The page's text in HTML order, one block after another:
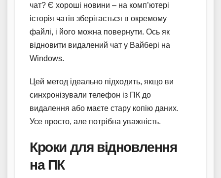
чат? Є хороші новини – на комп’ютері
історія чатів зберігається в окремому
файлі, і його можна повернути. Ось як
відновити видалений чат у Вайбері на
Windows.
Цей метод ідеально підходить, якщо ви
синхронізували телефон із ПК до
видалення або маєте стару копію даних.
Усе просто, але потрібна уважність.
Кроки для відновлення
на ПК